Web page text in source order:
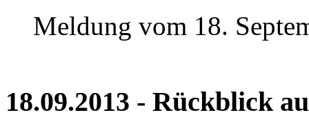
Meldung vom 18.
18.09.2013 - Rückblick